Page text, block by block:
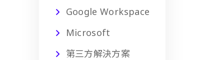
Google Workspace
Microsoft
第三方解決方案